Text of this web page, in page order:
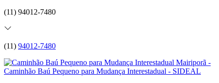
(11) 94012-7480
(11) 94012-7480